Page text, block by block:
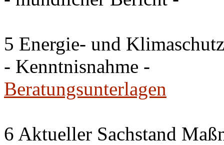
5 Energie- und
- Kenntnisnahme -
Beratungsunterlagen
6 Aktueller Sachstand